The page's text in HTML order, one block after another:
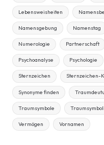
Lebensweisheiten
Namensgebung Namenstag
Numerologie Partnerschaft
Psychoanalyse Psychologie
Sternzeichen Sternzeichen-
Synonyme finden
Traumsymbole
Vermögen Vornamen